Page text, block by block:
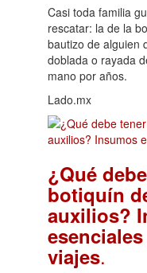
Casi toda familia
rescatar: la de la
bautizo de alguien
doblada o rayada
mano por años.
Lado.mx
¿Qué
botiquín
auxilios?
viajes.